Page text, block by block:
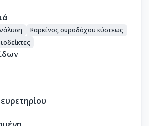
Καρκίνος ουροδόχου κύστεως